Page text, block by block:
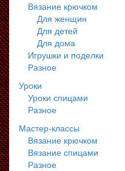
Вязание крючком
Для женщин
Для детей
Для дома
Игрушки и поделки
Разное
Уроки
Уроки спицами
Разное
Мастер-классы
Вязание крючком
Вязание спицами
Разное